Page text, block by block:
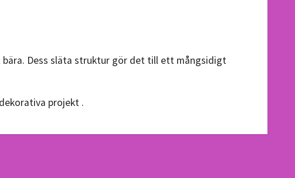
Dess släta struktur gör det till ett mångsidigt
projekt .